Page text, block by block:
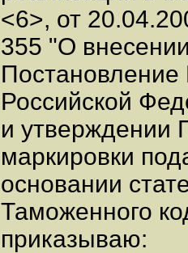
<6>, от
355 "О
Постановление
Российской
и утверждении
маркировки
основании
Таможенного
приказываю: